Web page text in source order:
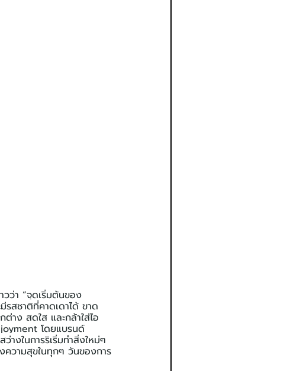
ว่า “จุดเริ่มต้นของ
รสชาติที่คาดเดาได้ ขาด
าง สดใส และกล้าใส่ไอ
โดยแบรนด์
างในการริเริ่มทำสิ่งใหม่ๆ
งความสุขในทุกๆ วันของการ